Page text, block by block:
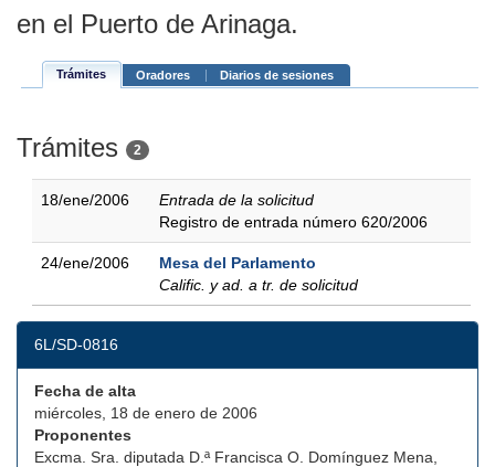
en el Puerto de Arinaga.
Trámites Oradores Diarios de sesiones
Trámites 2
18/ene/2006
Entrada de la solicitud
Registro de entrada número 620/2006
24/ene/2006
Mesa del Parlamento
Calific. y ad. a tr. de solicitud
6L/SD-0816
Fecha de alta
miércoles, 18 de enero de 2006
Proponentes
Excma. Sra. diputada D.ª Francisca O. Domínguez Mena,